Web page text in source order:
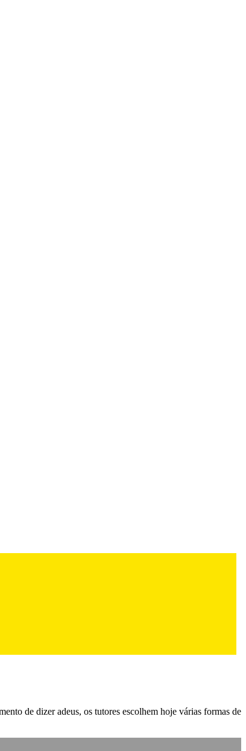
de dizer adeus, os tutores escolhem hoje várias formas de